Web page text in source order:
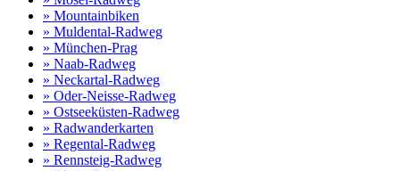
» Mountainbiken
» Muldental-Radweg
» München-Prag
» Naab-Radweg
» Neckartal-Radweg
» Oder-Neisse-Radweg
» Ostseeküsten-Radweg
» Radwanderkarten
» Regental-Radweg
» Rennsteig-Radweg